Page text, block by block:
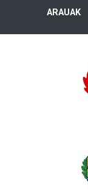
ARAUAK